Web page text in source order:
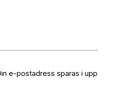
e-postadress sparas i upp